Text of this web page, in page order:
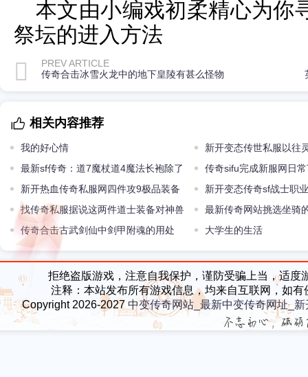
本文由小编戏初柔精心为你
祭坛的进入方法
PREV ARTICLE
传奇合击冰雪火龙中的地下皇陵有甚么怪物
相关内容推荐
我的好心情
新开变态传世私服以往
比雷电术还要强
最新sf传奇：道7魔杖道4魔法长袍除了
极品装备他还有火把
传奇sifu完成新服网日
哪些嘉奖
新开热血传奇私服网四件攻9极品装备
第一件真假难辨最后一件真实存在
新开变态传奇sf战士职
有哪些玩法
找传奇私服据说这两件道士装备对神兽
有属性加持效果你怎么看
最新传奇网站挑选坐骑
传奇合击古武剑仙中剑甲附魂的用处
大学生的生活
拒绝盗版游戏，注意自我保护，谨防受骗上当，适
注释：本站发布所有游戏信息，均来自互联网，如
Copyright 2026-2027 中变传奇网站_最新中变传奇网址_